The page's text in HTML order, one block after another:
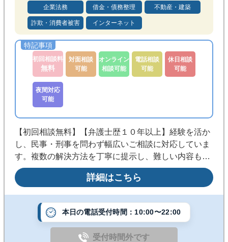
企業法務 借金・債務整理 不動産・建築
詐欺・消費者被害 インターネット
初回相談料
無料
対面相談
可能
オンライン
相談可能
電話相談
可能
休日相談
可能
夜間対応
可能
【初回相談無料】【弁護士歴１０年以上】経験を活か
し、民事・刑事を問わず幅広いご相談に対応していま
す。複数の解決方法を丁寧に提示し、難しい内容も分
かりやすくご説明しながら、ご相談者様にとって納得
のいく解決を目指します。詳細はこちら
本日の電話受付時間：10:00〜22:00
受付時間外です